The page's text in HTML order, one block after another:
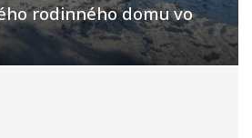
rodinného domu vo